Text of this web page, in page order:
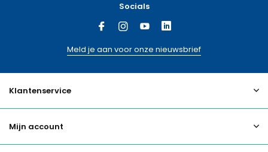
Socials
Meld je aan voor onze nieuwsbrief
Klantenservice
Mijn account